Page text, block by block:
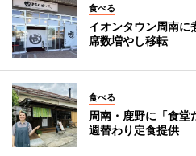
食べる
イオンタウン周南
席数増やし移転
食べる
周南・鹿野に「食
週替わり定食提供